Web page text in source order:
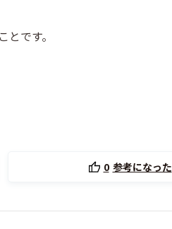
です。
0 参考になった